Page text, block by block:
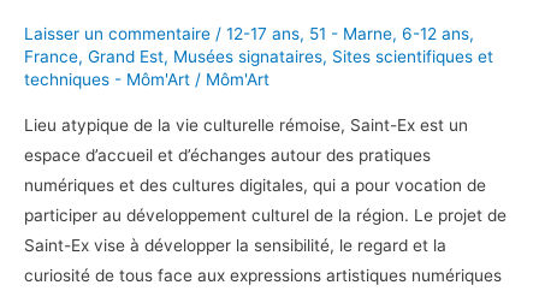
Laisser un commentaire / 12-17 ans, 51 - Marne, 6-12 ans,
France, Grand Est, Musées signataires, Sites scientifiques et
techniques - Môm'Art / Môm'Art
Lieu atypique de la vie culturelle rémoise, Saint-Ex est un
espace d’accueil et d’échanges autour des pratiques
numériques et des cultures digitales, qui a pour vocation de
participer au développement culturel de la région. Le projet de
Saint-Ex vise à développer la sensibilité, le regard et la
curiosité de tous face aux expressions artistiques numériques